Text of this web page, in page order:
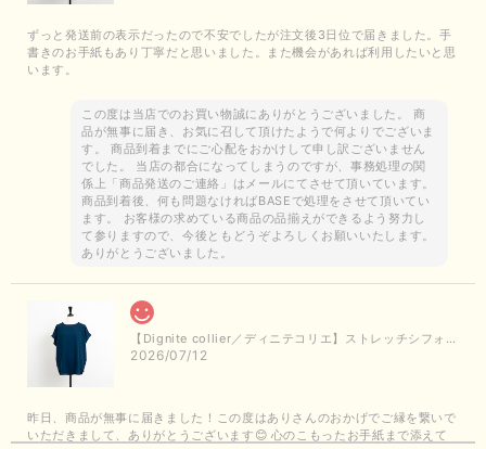
ずっと発送前の表示だったので不安でしたが注文後3日位で届きました。手
書きのお手紙もあり丁寧だと思いました。また機会があれば利用したいと思
います。
この度は当店でのお買い物誠にありがとうございました。 商
品が無事に届き、お気に召して頂けたようで何よりでございま
す。 商品到着までにご心配をおかけして申し訳ございません
でした。 当店の都合になってしまうのですが、事務処理の関
係上「商品発送のご連絡」はメールにてさせて頂いています。
商品到着後、何も問題なければBASEで処理をさせて頂いてい
ます。 お客様の求めている商品の品揃えができるよう努力し
て参りますので、今後ともどうぞよろしくお願いいたします。
ありがとうございました。
【Dignite collier／ディニテコリエ】ストレッチシフォンブラウス（ブルー）＊再入荷予定
2026/07/12
昨日、商品が無事に届きました！この度はありさんのおかげでご縁を繋いで
いただきまして、ありがとうございます😊 心のこもったお手紙まで添えて